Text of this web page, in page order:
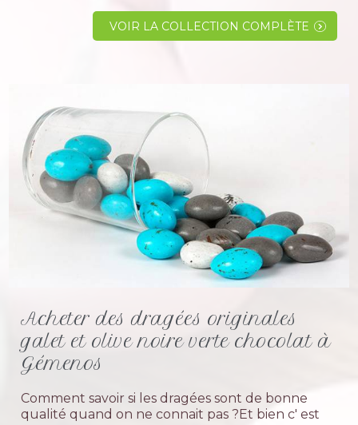
petite quantité allant de 0.250 g à 1 KG.Les
VOIR LA COLLECTION COMPLÈTE
Acheter des dragées originales
galet et olive noire verte chocolat à
Gémenos
Comment savoir si les dragées sont de bonne
qualité quand on ne connait pas ?Et bien c' est